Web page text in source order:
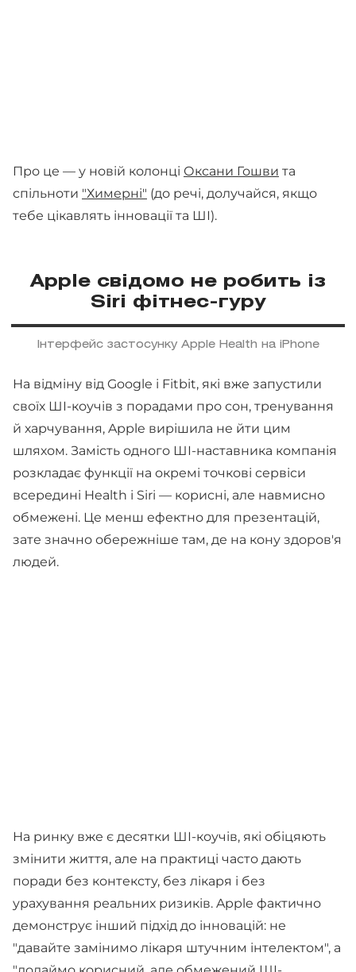
Про це — у новій колонці Оксани Гошви та
спільноти "Химерні" (до речі, долучайся, якщо
тебе цікавлять інновації та ШІ).
Apple свідомо не робить із
Siri фітнес-гуру
Інтерфейс застосунку Apple Health на iPhone
На відміну від Google і Fitbit, які вже запустили
своїх ШІ-коучів з порадами про сон, тренування
й харчування, Apple вирішила не йти цим
шляхом. Замість одного ШІ-наставника компанія
розкладає функції на окремі точкові сервіси
всередині Health і Siri — корисні, але навмисно
обмежені. Це менш ефектно для презентацій,
зате значно обережніше там, де на кону здоров'я
людей.
На ринку вже є десятки ШІ-коучів, які обіцяють
змінити життя, але на практиці часто дають
поради без контексту, без лікаря і без
урахування реальних ризиків. Apple фактично
демонструє інший підхід до інновацій: не
"давайте замінимо лікаря штучним інтелектом", а